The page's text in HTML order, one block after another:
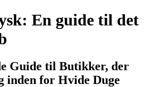
En guide til det
Guide til Butikker, der
inden for Hvide Duge